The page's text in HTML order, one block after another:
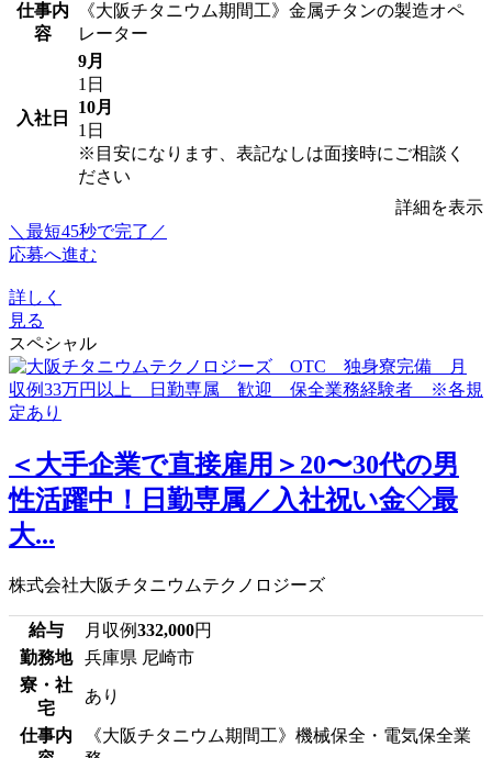
仕事内
容
《大阪チタニウム期間工》金属チタンの製造オペ
レーター
入社日
9月
1日
10月
1日
※目安になります、表記なしは面接時にご相談く
ださい
詳細を表示
＼最短45秒で完了／
応募へ進む
詳しく
見る
スペシャル
＜大手企業で直接雇用＞20〜30代の男
性活躍中！日勤専属／入社祝い金◇最
大...
株式会社大阪チタニウムテクノロジーズ
給与 月収例332,000円
勤務地
兵庫県 尼崎市
寮・社
宅
あり
仕事内
《大阪チタニウム期間工》機械保全・電気保全業